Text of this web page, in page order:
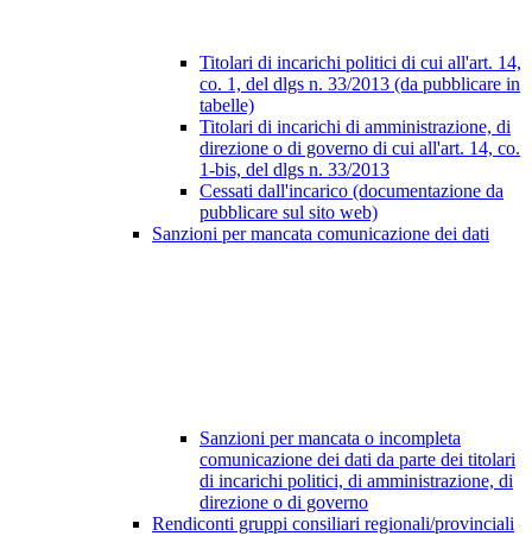
Titolari di incarichi politici di cui all'art. 14,
co. 1, del dlgs n. 33/2013 (da pubblicare in
tabelle)
Titolari di incarichi di amministrazione, di
direzione o di governo di cui all'art. 14, co.
1-bis, del dlgs n. 33/2013
Cessati dall'incarico (documentazione da
pubblicare sul sito web)
Sanzioni per mancata comunicazione dei dati
Sanzioni per mancata o incompleta
comunicazione dei dati da parte dei titolari
di incarichi politici, di amministrazione, di
direzione o di governo
Rendiconti gruppi consiliari regionali/provinciali